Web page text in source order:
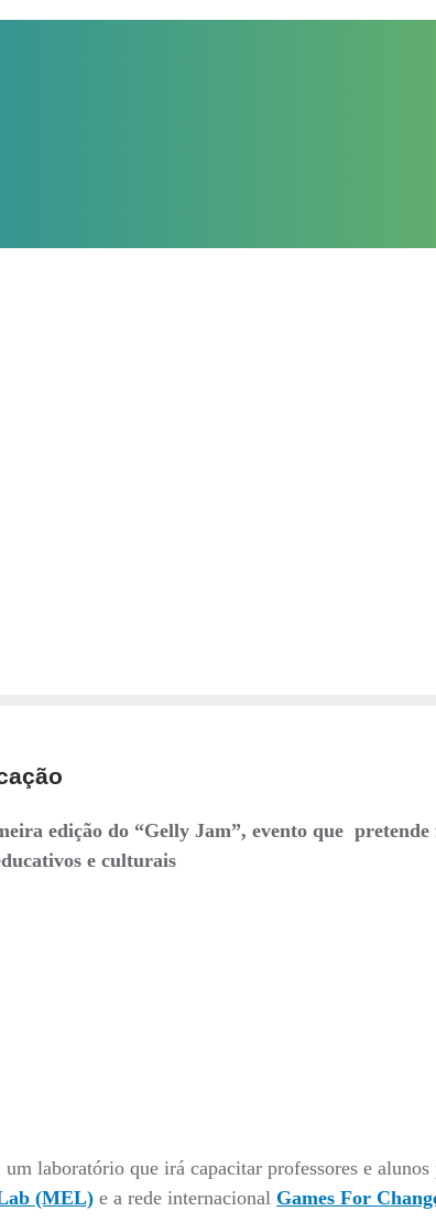
edição do “Gelly Jam”, evento que
e culturais
um laboratório que irá capacitar professores e
(MEL) e a rede internacional Games For